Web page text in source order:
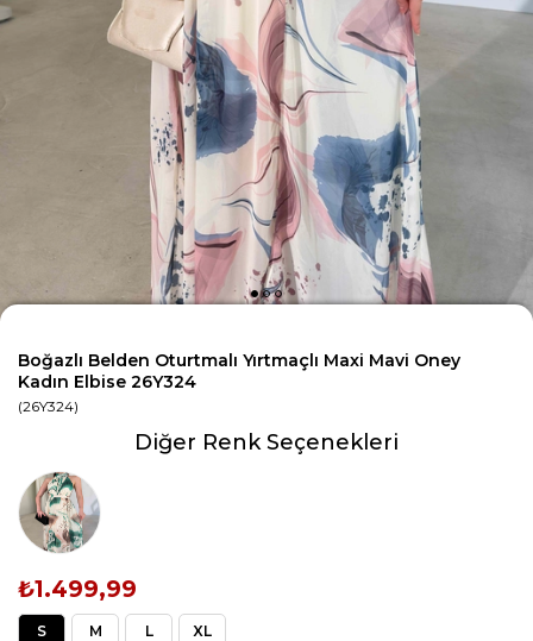
Boğazlı Belden Oturtmalı Yırtmaçlı Maxi Mavi Oney
Kadın Elbise 26Y324
(26Y324)
Diğer Renk Seçenekleri
₺1.499,99
S M L XL